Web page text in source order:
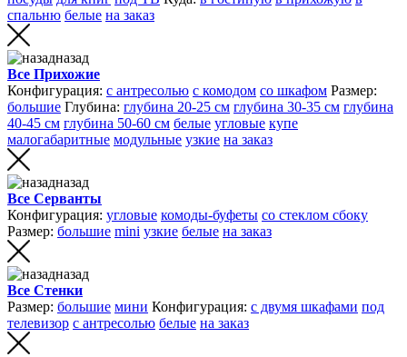
спальню белые на заказ
назад
Все Прихожие
Конфигурация: с антресолью с комодом со шкафом Размер:
большие Глубина: глубина 20-25 см глубина 30-35 см глубина
40-45 см глубина 50-60 см белые угловые купе
малогабаритные модульные узкие на заказ
назад
Все Серванты
Конфигурация: угловые комоды-буфеты со стеклом сбоку
Размер: большие mini узкие белые на заказ
назад
Все Стенки
Размер: большие мини Конфигурация: с двумя шкафами под
телевизор с антресолью белые на заказ